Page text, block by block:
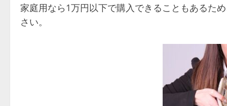
家庭用なら1万円以下で購入できることもあるた
さい。